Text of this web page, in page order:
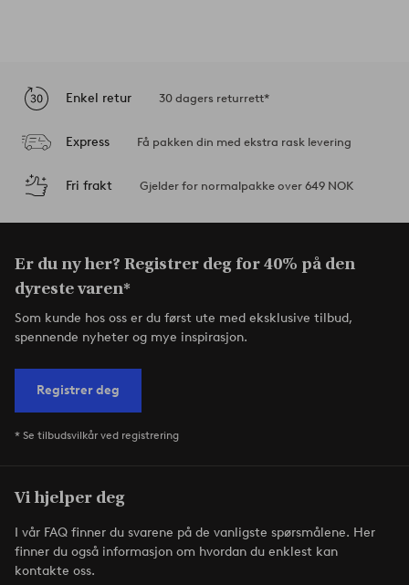
Enkel retur 30 dagers returrett*
Express Få pakken din med ekstra rask levering
Fri frakt Gjelder for normalpakke over 649 NOK
Er du ny her? Registrer deg for 40% på den
dyreste varen*
Som kunde hos oss er du først ute med eksklusive tilbud,
spennende nyheter og mye inspirasjon.
Registrer deg
* Se tilbudsvilkår ved registrering
Vi hjelper deg
I vår FAQ finner du svarene på de vanligste spørsmålene. Her
finner du også informasjon om hvordan du enklest kan
kontakte oss.